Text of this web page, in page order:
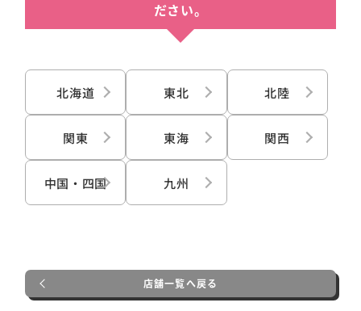
ださい。
北海道 東北 北陸
関東 東海 関西
中国・四国 九州
店舗一覧へ戻る